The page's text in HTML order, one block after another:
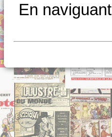
En